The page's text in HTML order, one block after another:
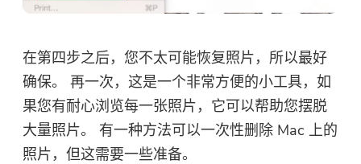
在第四步之后，您不太可能恢复照片，所以最好
确保。 再一次，这是一个非常方便的小工具，如
果您有耐心浏览每一张照片，它可以帮助您摆脱
大量照片。 有一种方法可以一次性删除 Mac 上的
照片，但这需要一些准备。